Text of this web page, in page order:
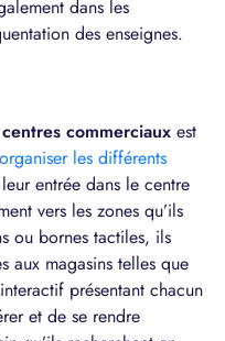
dans les
des enseignes.
commerciaux est
organiser les différents
entrée dans le centre
vers les zones qu’ils
ou bornes tactiles, ils
aux magasins telles que
présentant chacun
et de se rendre